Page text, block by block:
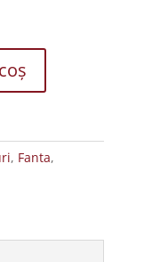
, Fanta,